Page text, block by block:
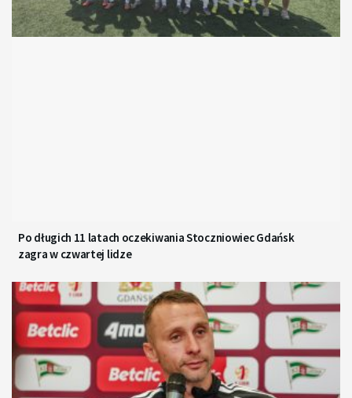
Po długich 11 latach oczekiwania Stoczniowiec Gdańsk
zagra w czwartej lidze